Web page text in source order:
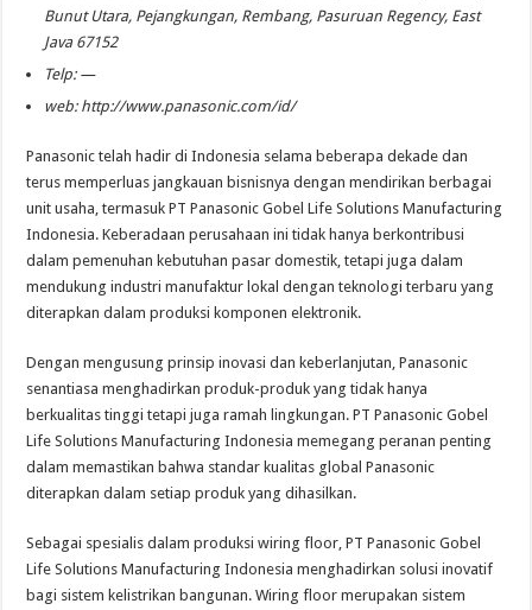
Bunut Utara, Pejangkungan, Rembang, Pasuruan Regency, East
Java 67152
Telp: —
web: http://www.panasonic.com/id/
Panasonic telah hadir di Indonesia selama beberapa dekade dan
terus memperluas jangkauan bisnisnya dengan mendirikan berbagai
unit usaha, termasuk PT Panasonic Gobel Life Solutions Manufacturing
Indonesia. Keberadaan perusahaan ini tidak hanya berkontribusi
dalam pemenuhan kebutuhan pasar domestik, tetapi juga dalam
mendukung industri manufaktur lokal dengan teknologi terbaru yang
diterapkan dalam produksi komponen elektronik.
Dengan mengusung prinsip inovasi dan keberlanjutan, Panasonic
senantiasa menghadirkan produk-produk yang tidak hanya
berkualitas tinggi tetapi juga ramah lingkungan. PT Panasonic Gobel
Life Solutions Manufacturing Indonesia memegang peranan penting
dalam memastikan bahwa standar kualitas global Panasonic
diterapkan dalam setiap produk yang dihasilkan.
Sebagai spesialis dalam produksi wiring floor, PT Panasonic Gobel
Life Solutions Manufacturing Indonesia menghadirkan solusi inovatif
bagi sistem kelistrikan bangunan. Wiring floor merupakan sistem